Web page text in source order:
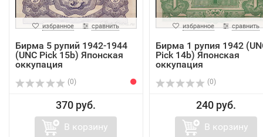
избранное сравнить
Бирма 5 рупий 1942-1944
(UNC Pick 15b) Японская
оккупация
(0)
370 руб.
В корзину
избранное сравнить
Бирма 1 рупия 1942
Pick 14b) Японская
оккупация
(0)
240 руб.
В корзину